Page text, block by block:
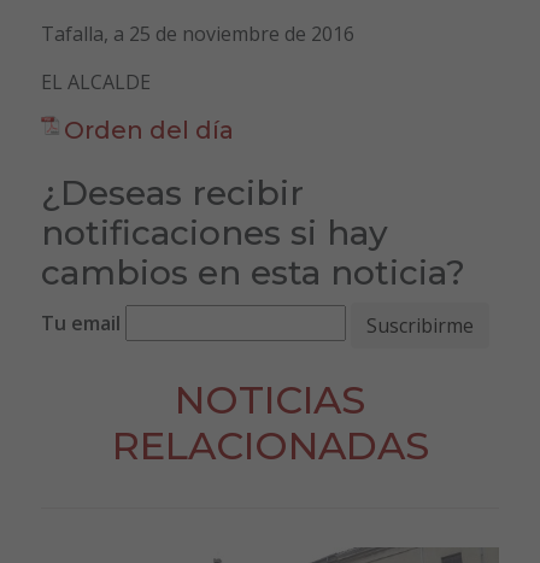
Tafalla, a 25 de noviembre de 2016
EL ALCALDE
Orden del día
¿Deseas recibir
notificaciones si hay
cambios en esta noticia?
Tu email
NOTICIAS
RELACIONADAS